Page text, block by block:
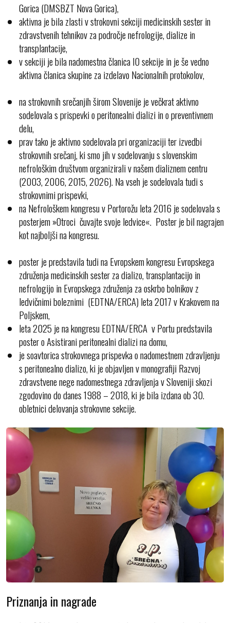
Gorica (DMSBZT Nova Gorica),
aktivna je bila zlasti v strokovni sekciji medicinskih sester in
zdravstvenih tehnikov za področje nefrologije, dialize in
transplantacije,
v sekciji je bila nadomestna članica IO sekcije in je še vedno
aktivna članica skupine za izdelavo Nacionalnih protokolov,
na strokovnih srečanjih širom Slovenije je večkrat aktivno
sodelovala s prispevki o peritonealni dializi in o preventivnem
delu,
prav tako je aktivno sodelovala pri organizaciji ter izvedbi
strokovnih srečanj, ki smo jih v sodelovanju s slovenskim
nefrološkim društvom organizirali v našem dializnem centru
(2003, 2006, 2015, 2026). Na vseh je sodelovala tudi s
strokovnimi prispevki,
na Nefrološkem kongresu v Portorožu leta 2016 je sodelovala s
posterjem »Otroci čuvajte svoje ledvice«. Poster je bil nagrajen
kot najboljši na kongresu.
poster je predstavila tudi na Evropskem kongresu Evropskega
združenja medicinskih sester za dializo, transplantacijo in
nefrologijo in Evropskega združenja za oskrbo bolnikov z
ledvičnimi boleznimi (EDTNA/ERCA) leta 2017 v Krakovem na
Poljskem,
leta 2025 je na kongresu EDTNA/ERCA v Portu predstavila
poster o Asistirani peritonealni dializi na domu,
je soavtorica strokovnega prispevka o nadomestnem zdravljenju
s peritonealno dializo, ki je objavljen v monografiji Razvoj
zdravstvene nege nadomestnega zdravljenja v Sloveniji skozi
zgodovino do danes 1988 – 2018, ki je bila izdana ob 30.
obletnici delovanja strokovne sekcije.
Priznanja in nagrade